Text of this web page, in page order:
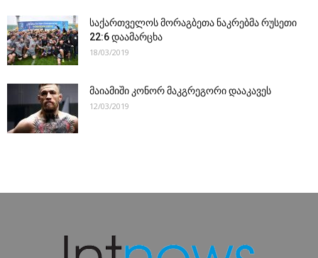
საქართველოს მორაგბეთა ნაკრებმა რუსეთი
22:6 დაამარცხა
18/03/2019
მაიამიში კონორ მაკგრეგორი დააკავეს
12/03/2019